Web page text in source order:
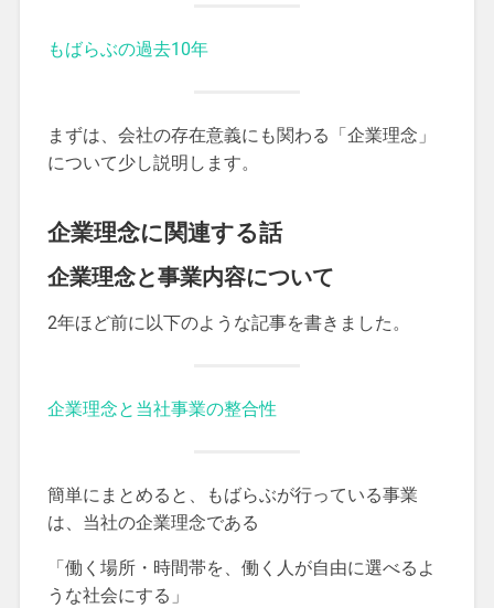
もばらぶの過去10年
まずは、会社の存在意義にも関わる「企業理念」
について少し説明します。
企業理念に関連する話
企業理念と事業内容について
2年ほど前に以下のような記事を書きました。
企業理念と当社事業の整合性
簡単にまとめると、もばらぶが行っている事業
は、当社の企業理念である
「働く場所・時間帯を、働く人が自由に選べるよ
うな社会にする」